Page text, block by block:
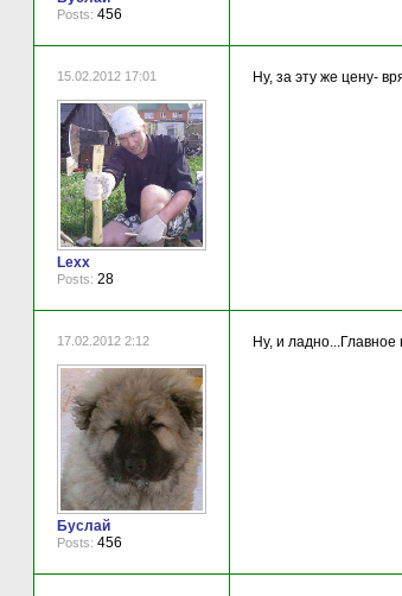
Posts: 456
15.02.2012 17:01
Lexx
Posts: 28
Ну, за эту же цену-
17.02.2012 2:12
Буслай
Posts: 456
Ну, и ладно...Главное